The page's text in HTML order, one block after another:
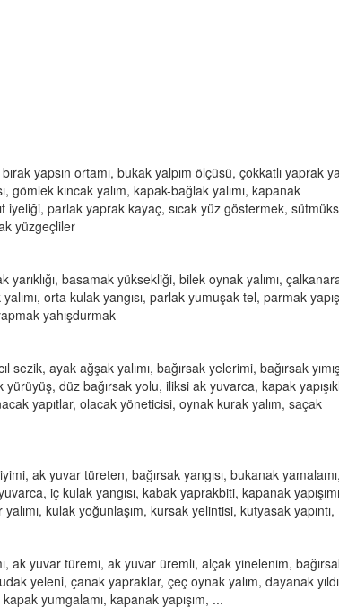
yapsın ortamı, bukak yalpım ölçüsü, çokkatlı yaprak
gömlek kıncak yalım, kapak-bağlak yalımı, kapanak
iyeliği, parlak yaprak kayaç, sıcak yüz göstermek,
yüzgeçliler
yarıklığı, basamak yüksekliği, bilek oynak yalımı,
orta kulak yangısı, parlak yumuşak tel, parmak
yahışdurmak
ayak ağşak yalımı, bağırsak yelerimi, bağırsak
düz bağırsak yolu, iliksi ak yuvarca, kapak
yapıtlar, olacak yöneticisi, oynak kurak yalım, saçak
ak yuvar türeten, bağırsak yangısı, bukanak yamalamı,
iç kulak yangısı, kabak yaprakbiti, kapanak
kulak yoğunlaşım, kursak yelintisi, kutyasak yapıntı,
ak yuvar türemi, ak yuvar üremli, alçak yinelenim,
yeleni, çanak yapraklar, çeç oynak yalım, dayanak
kapak yumgalamı, kapanak yapışım, ...